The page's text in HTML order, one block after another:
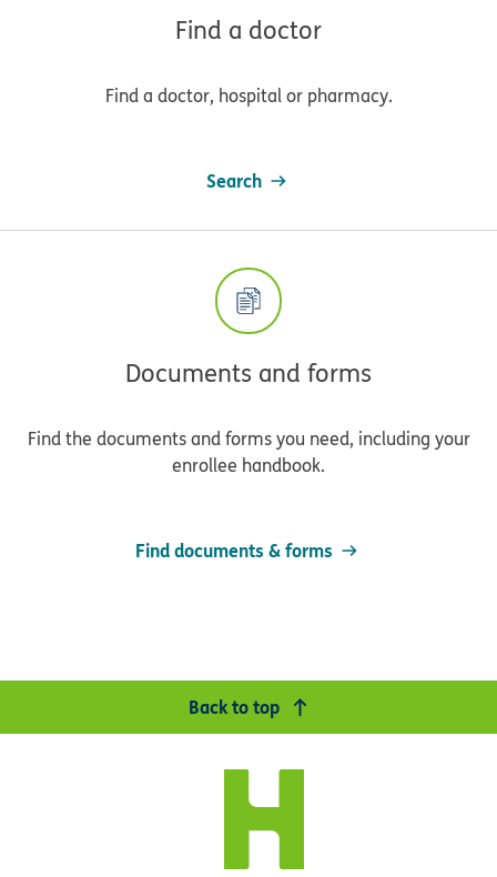
Find a doctor
Find a doctor, hospital or pharmacy.
Search
Documents and forms
Find the documents and forms you need, including your
enrollee handbook.
Find documents & forms
Back to top